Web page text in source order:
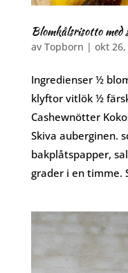
Blomkålsrisotto med
av Topborn | okt 26,
Ingredienser ½
klyftor vitlök ½
Cashewnötter
Skiva auberginen.
bakplåtspapper,
grader i en timme.